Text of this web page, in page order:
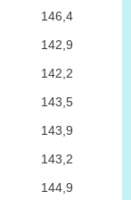
146,4
142,9
142,2
143,5
143,9
143,2
144,9